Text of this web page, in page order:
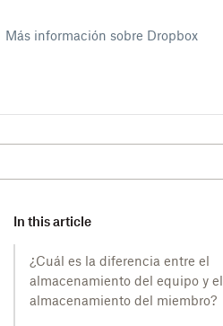
Más información sobre Dropbox
In this article
¿Cuál es la diferencia entre el
almacenamiento del equipo y el
almacenamiento del miembro?